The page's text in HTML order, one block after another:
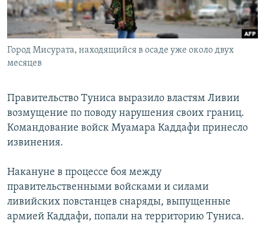
СПОРТ
МИР
БЛОГИ
ГОЛОСА
ЧИТАЕМ ПРЕССУ
АРХИВ РАДИОПРОГРАММЫ
Все сайты РСЕ/РС
Город Мисурата, находящийся в осаде уже около двух
месяцев
Правительство Туниса выразило властям Ливии
возмущение по поводу нарушения своих границ.
Командование войск Муамара Каддафи принесло
извинения.
Накануне в процессе боя между
правительственными войсками и силами
ливийских повстанцев снаряды, выпущенные
армией Каддафи, попали на территорию Туниса.